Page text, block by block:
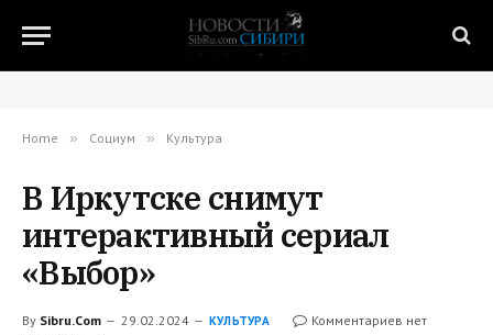
Home » Социум » Культура
В Иркутске снимут
интерактивный сериал
«Выбор»
By Sibru.Com 29.02.2024 КУЛЬТУРА
Комментариев нет